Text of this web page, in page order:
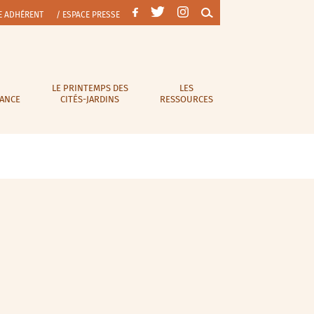
ADHÉRENT / ESPACE PRESSE
LE PRINTEMPS DES
CITÉS-JARDINS
LES
RESSOURCES